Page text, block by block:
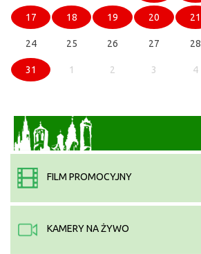
17 18 19 20 21
24 25 26 27 28
31 1 2 3 4
FILM PROMOCYJNY
KAMERY NA ŻYWO